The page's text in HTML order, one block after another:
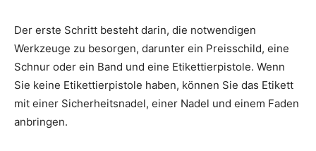
Der erste Schritt besteht darin, die notwendigen
Werkzeuge zu besorgen, darunter ein Preisschild, eine
Schnur oder ein Band und eine Etikettierpistole. Wenn
Sie keine Etikettierpistole haben, können Sie das Etikett
mit einer Sicherheitsnadel, einer Nadel und einem Faden
anbringen.